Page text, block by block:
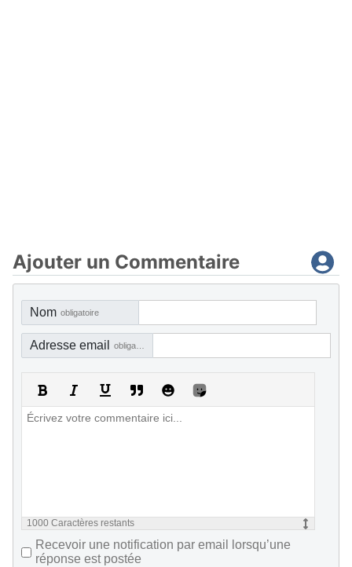
Ajouter un Commentaire
Nom obligatoire
Adresse email
1000 Caractères restants
Recevoir une notification par email lorsqu’une
réponse est postée